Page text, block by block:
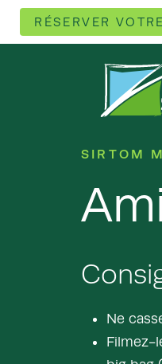
RÉSERVER
SIRTOM
Ne
Filmez-